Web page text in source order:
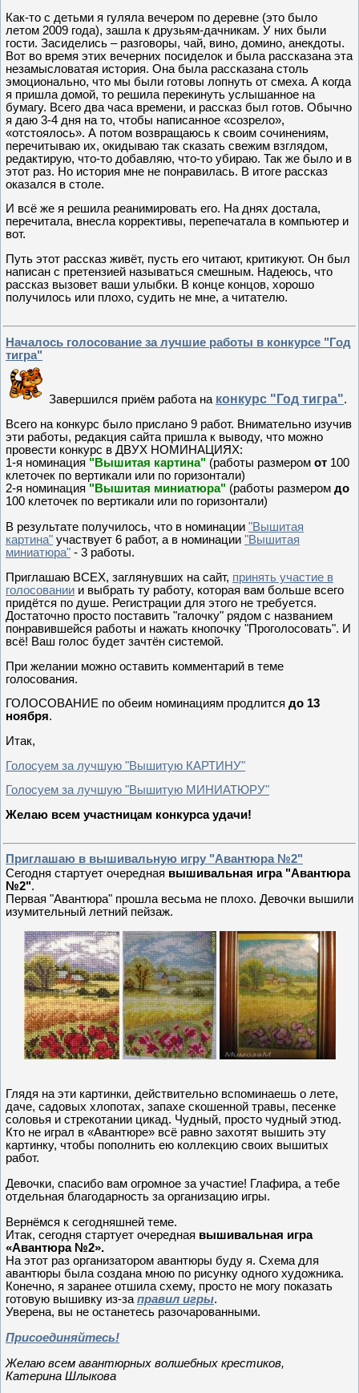
Как-то с детьми я гуляла вечером по деревне (это было
летом 2009 года), зашла к друзьям-дачникам. У них были
гости. Засиделись – разговоры, чай, вино, домино, анекдоты.
Вот во время этих вечерних посиделок и была рассказана эта
незамысловатая история. Она была рассказана столь
эмоционально, что мы были готовы лопнуть от смеха. А когда
я пришла домой, то решила перекинуть услышанное на
бумагу. Всего два часа времени, и рассказ был готов. Обычно
я даю 3-4 дня на то, чтобы написанное «созрело»,
«отстоялось». А потом возвращаюсь к своим сочинениям,
перечитываю их, окидываю так сказать свежим взглядом,
редактирую, что-то добавляю, что-то убираю. Так же было и в
этот раз. Но история мне не понравилась. В итоге рассказ
оказался в столе.
И всё же я решила реанимировать его. На днях достала,
перечитала, внесла коррективы, перепечатала в компьютер и
вот.
Путь этот рассказ живёт, пусть его читают, критикуют. Он был
написан с претензией называться смешным. Надеюсь, что
рассказ вызовет ваши улыбки. В конце концов, хорошо
получилось или плохо, судить не мне, а читателю.
Началось голосование за лучшие работы в конкурсе "Год
тигра"
Завершился приём работа на конкурс "Год тигра".
Всего на конкурс было прислано 9 работ. Внимательно изучив
эти работы, редакция сайта пришла к выводу, что можно
провести конкурс в ДВУХ НОМИНАЦИЯХ:
1-я номинация "Вышитая картина" (работы размером от 100
клеточек по вертикали или по горизонтали)
2-я номинация "Вышитая миниатюра" (работы размером до
100 клеточек по вертикали или по горизонтали)
В результате получилось, что в номинации "Вышитая
картина" участвует 6 работ, а в номинации "Вышитая
миниатюра" - 3 работы.
Приглашаю ВСЕХ, заглянувших на сайт, принять участие в
голосовании и выбрать ту работу, которая вам больше всего
придётся по душе. Регистрации для этого не требуется.
Достаточно просто поставить "галочку" рядом с названием
понравившейся работы и нажать кнопочку "Проголосовать". И
всё! Ваш голос будет зачтён системой.
При желании можно оставить комментарий в теме
голосования.
ГОЛОСОВАНИЕ по обеим номинациям продлится до 13
ноября.
Итак,
Голосуем за лучшую "Вышитую КАРТИНУ"
Голосуем за лучшую "Вышитую МИНИАТЮРУ"
Желаю всем участницам конкурса удачи!
Приглашаю в вышивальную игру "Авантюра №2"
Сегодня стартует очередная вышивальная игра "Авантюра
№2".
Первая "Авантюра" прошла весьма не плохо. Девочки вышили
изумительный летний пейзаж.
Глядя на эти картинки, действительно вспоминаешь о лете,
даче, садовых хлопотах, запахе скошенной травы, песенке
соловья и стрекотании цикад. Чудный, просто чудный этюд.
Кто не играл в «Авантюре» всё равно захотят вышить эту
картинку, чтобы пополнить ею коллекцию своих вышитых
работ.
Девочки, спасибо вам огромное за участие! Глафира, а тебе
отдельная благодарность за организацию игры.
Вернёмся к сегодняшней теме.
Итак, сегодня стартует очередная вышивальная игра
«Авантюра №2».
На этот раз организатором авантюры буду я. Схема для
авантюры была создана мною по рисунку одного художника.
Конечно, я заранее отшила схему, просто не могу показать
готовую вышивку из-заправил игры.
Уверена, вы не останетесь разочарованными.
Присоединяйтесь!
Желаю всем авантюрных волшебных крестиков,
Катерина Шлыкова